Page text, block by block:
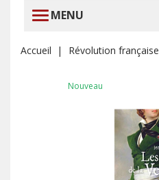
MENU
Accueil Révolution française
Nouveau